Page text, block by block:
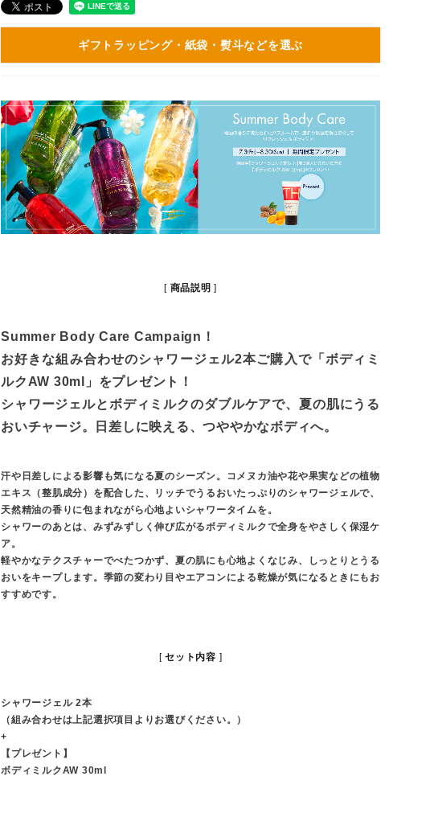
ギフトラッピング・紙袋・熨斗などを選ぶ
商品説明
Summer Body Care Campaign！
お好きな組み合わせのシャワージェル2本ご購入で「ボディミ
ルクAW 30ml」をプレゼント！
シャワージェルとボディミルクのダブルケアで、夏の肌にうる
おいチャージ。日差しに映える、つややかなボディへ。
汗や日差しによる影響も気になる夏のシーズン。コメヌカ油や花や果実などの植物
エキス（整肌成分）を配合した、リッチでうるおいたっぷりのシャワージェルで、
天然精油の香りに包まれながら心地よいシャワータイムを。
シャワーのあとは、みずみずしく伸び広がるボディミルクで全身をやさしく保湿ケ
ア。
軽やかなテクスチャーでべたつかず、夏の肌にも心地よくなじみ、しっとりとうる
おいをキープします。季節の変わり目やエアコンによる乾燥が気になるときにもお
すすめです。
セット内容
シャワージェル 2本
（組み合わせは上記選択項目よりお選びください。）
+
【プレゼント】
ボディミルクAW 30ml